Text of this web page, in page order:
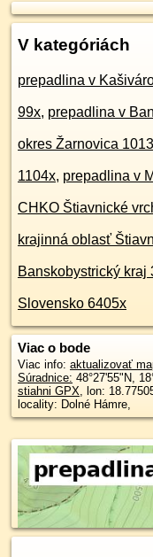
V kategóriách
prepadlina v
99x, prepadlina v
okres Žarnovica
1104x, prepadlina v
CHKO Štiavnické
krajinná oblasť
Banskobystrický kraj
Slovensko 6405x
Viac o bode
Viac info: aktualizovať
Súradnice: 48°27'55"N,
stiahni GPX, lon:
locality: Dolné Hámre,